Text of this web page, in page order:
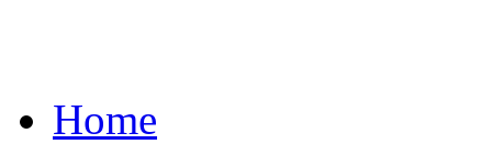
Home